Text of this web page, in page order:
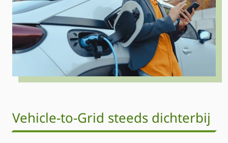
Vehicle‑to‑Grid steeds dichterbij